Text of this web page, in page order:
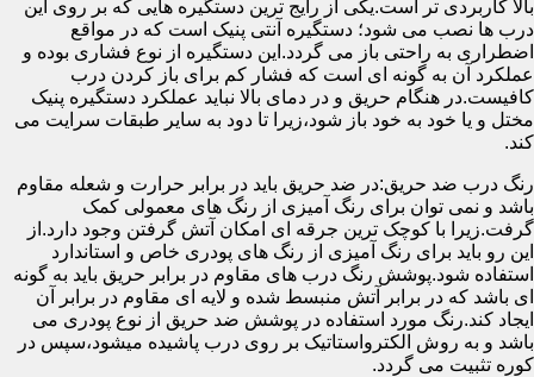
بالا کاربردی تر است.یکی از رایج ترین دستگیره هایی که بر روی این
درب ها نصب می شود؛ دستگیره آنتی پنیک است که در مواقع
اضطراری به راحتی باز می گردد.این دستگیره از نوع فشاری بوده و
عملکرد آن به گونه ای است که فشار کم برای باز کردن درب
کافیست.در هنگام حریق و در دمای بالا نباید عملکرد دستگیره پنیک
مختل و یا خود به خود باز شود،زیرا تا دود به سایر طبقات سرایت می
کند.
رنگ درب ضد حریق:در ضد حریق باید در برابر حرارت و شعله مقاوم
باشد و نمی توان برای رنگ آمیزی از رنگ های معمولی کمک
گرفت.زیرا با کوچک ترین جرقه ای امکان آتش گرفتن وجود دارد.از
این رو باید برای رنگ آمیزی از رنگ های پودری خاص و استاندارد
استفاده شود.پوشش رنگ درب های مقاوم در برابر حریق باید به گونه
ای باشد که در برابر آتش منبسط شده و لایه ای مقاوم در برابر آن
ایجاد کند.رنگ مورد استفاده در پوشش ضد حریق از نوع پودری می
باشد و به روش الکترواستاتیک بر روی درب پاشیده میشود،سپس در
کوره تثبیت می گردد.